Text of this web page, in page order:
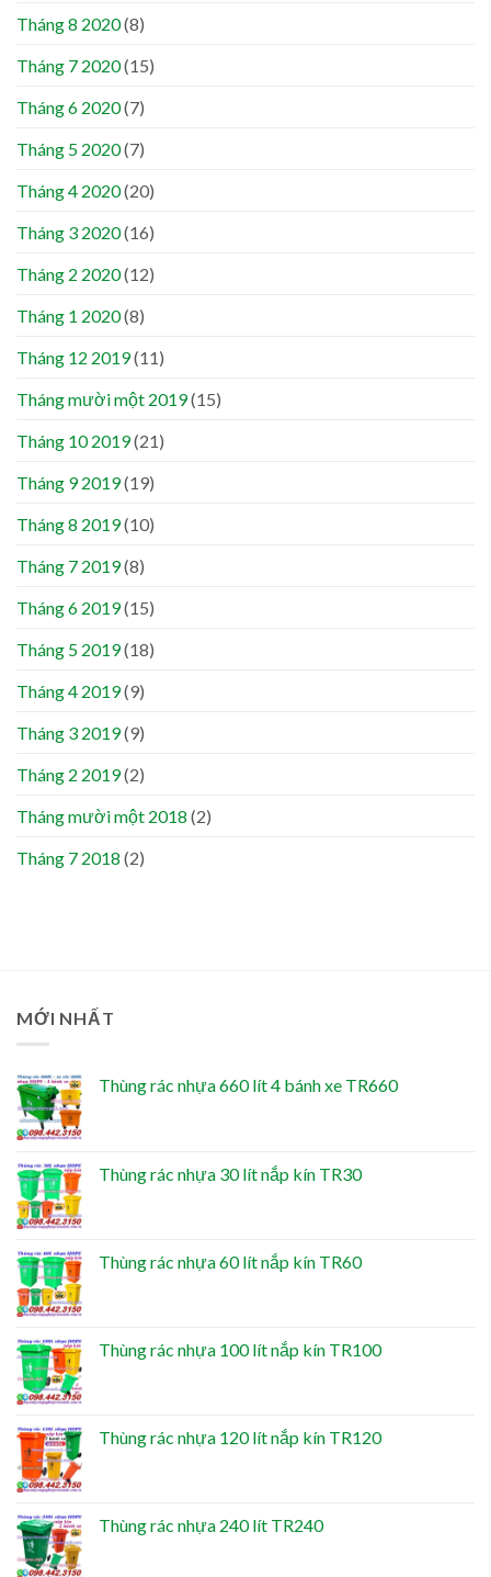
Tháng 8 2020(8)
Tháng 7 2020(15)
Tháng 6 2020(7)
Tháng 5 2020(7)
Tháng 4 2020(20)
Tháng 3 2020(16)
Tháng 2 2020(12)
Tháng 1 2020(8)
Tháng 12 2019(11)
Tháng mười một 2019(15)
Tháng 10 2019(21)
Tháng 9 2019(19)
Tháng 8 2019(10)
Tháng 7 2019(8)
Tháng 6 2019(15)
Tháng 5 2019(18)
Tháng 4 2019(9)
Tháng 3 2019(9)
Tháng 2 2019(2)
Tháng mười một 2018 (2)
Tháng 7 2018 (2)
MỚI NHẤT
Thùng rác nhựa 660 lít 4 bánh xe TR660
Thùng rác nhựa 30 lít nắp kín TR30
Thùng rác nhựa 60 lít nắp kín TR60
Thùng rác nhựa 100 lít nắp kín TR100
Thùng rác nhựa 120 lít nắp kín TR120
Thùng rác nhựa 240 lít TR240